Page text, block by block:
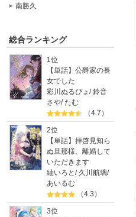
南勝久
総合ランキング
1位
【単話】公爵家の長
女でした
彩川ぬるぴょ /鈴音
さや/たむ
（4.7）
2位
【単話】拝啓見知ら
ぬ旦那様、離婚して
いただきます
紬いろと / 久川航璃/
あいるむ
（4.3）
3位